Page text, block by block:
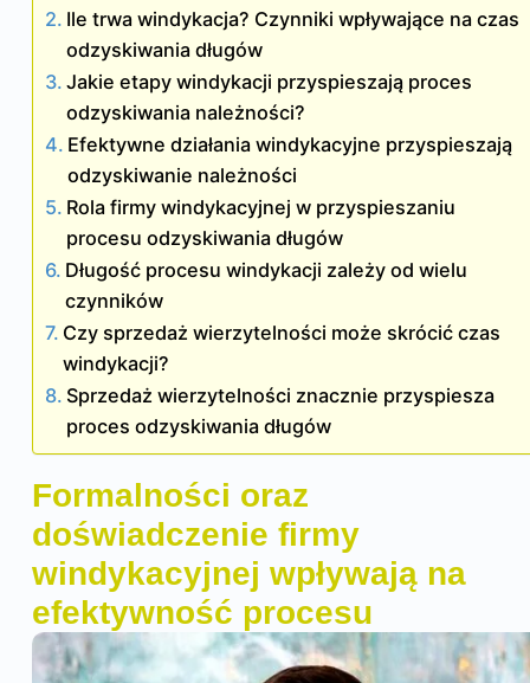
Ile trwa windykacja? Czynniki wpływające na czas
odzyskiwania długów
Jakie etapy windykacji przyspieszają proces
odzyskiwania należności?
Efektywne działania windykacyjne przyspieszają
odzyskiwanie należności
Rola firmy windykacyjnej w przyspieszaniu
procesu odzyskiwania długów
Długość procesu windykacji zależy od wielu
czynników
Czy sprzedaż wierzytelności może skrócić czas
windykacji?
Sprzedaż wierzytelności znacznie przyspiesza
proces odzyskiwania długów
Formalności oraz
doświadczenie firmy
windykacyjnej wpływają na
efektywność procesu